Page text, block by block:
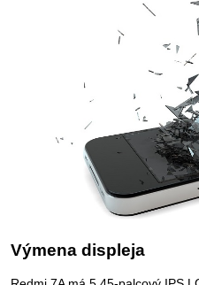
Výmena displeja